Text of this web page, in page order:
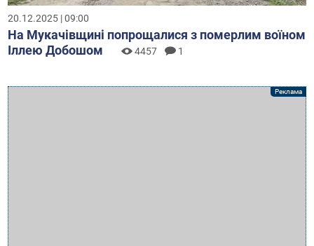
20.12.2025 | 09:00
На Мукачівщині попрощалися з померлим воїном
Іллею Добошом
4457 1